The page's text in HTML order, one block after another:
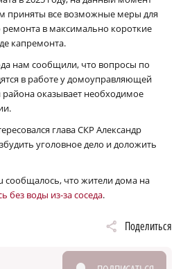
приняты все возможные меры для
в максимально короткие
капремонта.
нам сообщили, что вопросы по
в работе у домоуправляющей
оказывает необходимое
глава СКР Александр
уголовное дело и доложить
сообщалось, что жители дома на
без воды из-за соседа.
Поделиться